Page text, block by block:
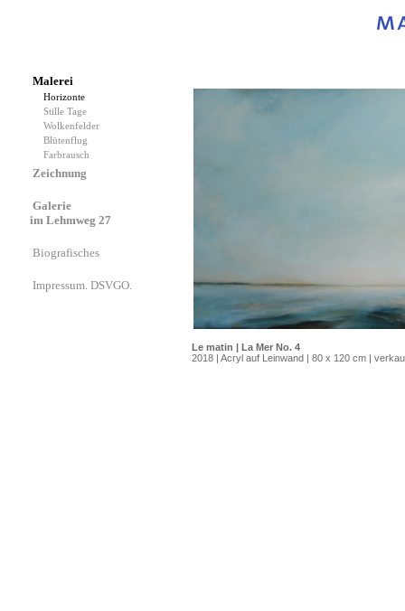
Malerei
Horizonte
Stille Tage
Wolkenfelder
Blütenflug
Farbrausch
Zeichnung
Galerie
im Lehmweg 27
Biografisches
Impressum. DSVGO.
Le matin | La Mer No. 4
2018 | Acryl auf Leinwand | 80 x 120 cm |